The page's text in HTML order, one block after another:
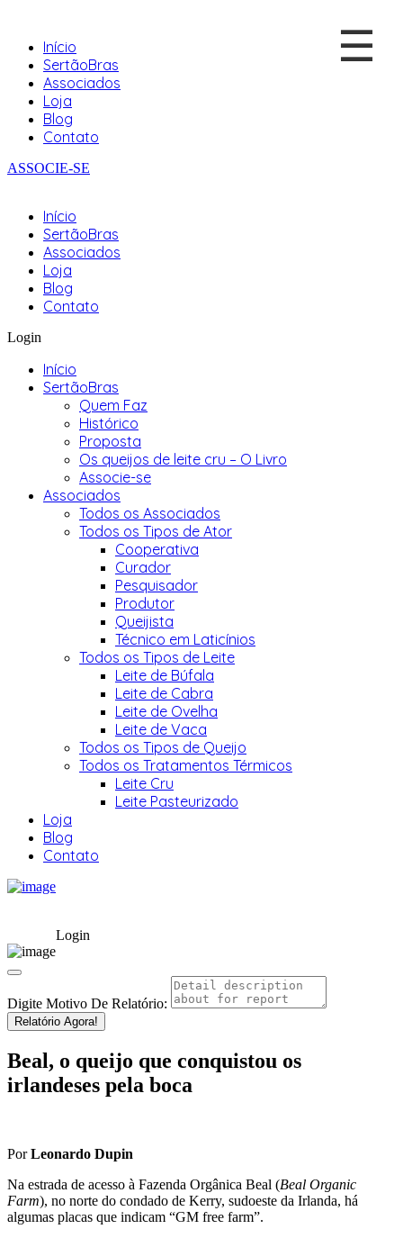
Início
SertãoBras
Associados
Loja
Blog
Contato
ASSOCIE-SE
Início
SertãoBras
Associados
Loja
Blog
Contato
☰
Login
Início
SertãoBras
Quem Faz
Histórico
Proposta
Os queijos de leite cru – O Livro
Associe-se
Associados
Todos os Associados
Todos os Tipos de Ator
Cooperativa
Curador
Pesquisador
Produtor
Queijista
Técnico em Laticínios
Todos os Tipos de Leite
Leite de Búfala
Leite de Cabra
Leite de Ovelha
Leite de Vaca
Todos os Tipos de Queijo
Todos os Tratamentos Térmicos
Leite Cru
Leite Pasteurizado
Loja
Blog
Contato
Login
Digite Motivo De Relatório:
Relatório Agora!
Beal, o queijo que conquistou os
irlandeses pela boca
PorLeonardo Dupin
Na estrada de acesso à Fazenda Orgânica Beal (Beal Organic
Farm), no norte do condado de Kerry, sudoeste da Irlanda, há
algumas placas que indicam “GM free farm”.